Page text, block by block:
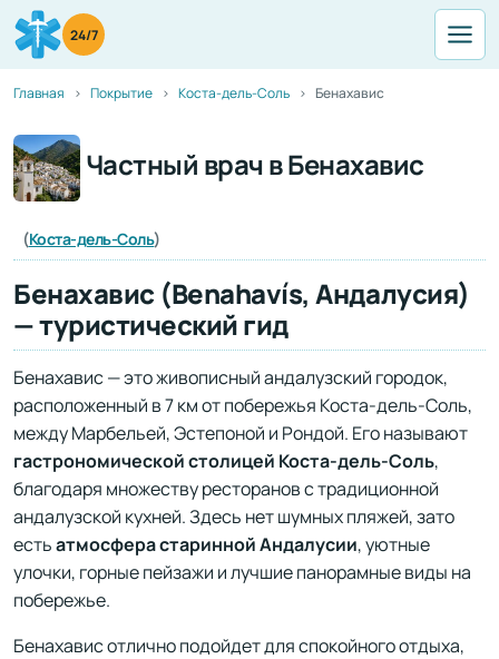
24/7
Главная Покрытие Коста-дель-Соль Бенахавис
Частный врач в Бенахавис
(Коста-дель-Соль)
Бенахавис (Benahavís, Андалусия)
— туристический гид
Бенахавис — это живописный андалузский городок,
расположенный в 7 км от побережья Коста-дель-Соль,
между Марбельей, Эстепоной и Рондой. Его называют
гастрономической столицей Коста-дель-Соль,
благодаря множеству ресторанов с традиционной
андалузской кухней. Здесь нет шумных пляжей, зато
естьатмосфера старинной Андалусии, уютные
улочки, горные пейзажи и лучшие панорамные виды на
побережье.
Бенахавис отлично подойдет для спокойного отдыха,